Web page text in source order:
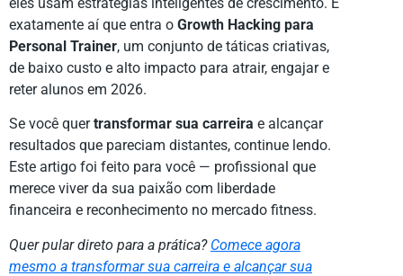
exatamente aí que entra o Growth Hacking para
Personal Trainer, um conjunto de táticas criativas,
de baixo custo e alto impacto para atrair, engajar e
reter alunos em 2026.
Se você quertransformar sua carreira e alcançar
resultados que pareciam distantes, continue lendo.
Este artigo foi feito para você — profissional que
merece viver da sua paixão com liberdade
financeira e reconhecimento no mercado fitness.
Quer pular direto para a prática? Comece agora
mesmo a transformar sua carreira e alcançar sua